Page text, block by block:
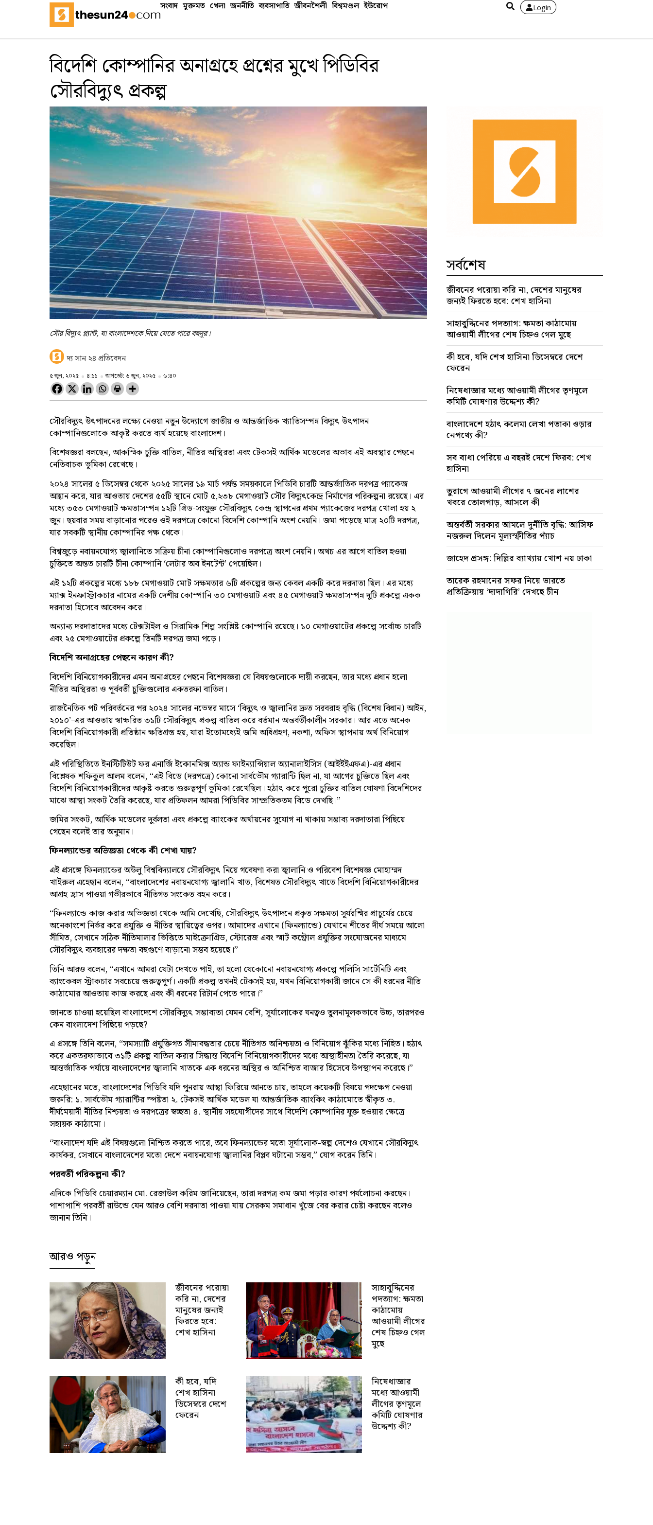
সংবাদ মুক্তমত খেলা জননীতি ব্যবসাপাতি জীবনশৈলী বিশ্বমণ্ডল ইউরোপ Login
বিদেশি কোম্পানির অনাগ্রহে প্রশ্নের মুখে পিডিবির
সৌরবিদ্যুৎ প্রকল্প
সৌর বিদ্যুৎ প্ল্যান্ট, যা বাংলাদেশকে নিয়ে যেতে পারে বহুদূর।
দ্য সান ২৪ প্রতিবেদন
৫ জুন, ২০২৫ ৪:১১ আপডেট: ৬ জুন, ২০২৫ ৬:৪০
সৌরবিদ্যুৎ উৎপাদনের লক্ষ্যে নেওয়া নতুন উদ্যোগে জাতীয় ও আন্তর্জাতিক খ্যাতিসম্পন্ন বিদ্যুৎ উৎপাদন
কোম্পানিগুলোকে আকৃষ্ট করতে ব্যর্থ হয়েছে বাংলাদেশ।
বিশেষজ্ঞরা বলছেন, আকস্মিক চুক্তি বাতিল, নীতির অস্থিরতা এবং টেকসই আর্থিক মডেলের অভাব এই অবস্থার পেছনে
নেতিবাচক ভূমিকা রেখেছে।
২০২৪ সালের ৫ ডিসেম্বর থেকে ২০২৫ সালের ১৯ মার্চ পর্যন্ত সময়কালে পিডিবি চারটি আন্তর্জাতিক দরপত্র প্যাকেজ
আহ্বান করে, যার আওতায় দেশের ৫৫টি স্থানে মোট ৫,২৩৮ মেগাওয়াট সৌর বিদ্যুৎকেন্দ্র নির্মাণের পরিকল্পনা রয়েছে। এর
মধ্যে ৩৫৩ মেগাওয়াট ক্ষমতাসম্পন্ন ১২টি গ্রিড-সংযুক্ত সৌরবিদ্যুৎ কেন্দ্র স্থাপনের প্রথম প্যাকেজের দরপত্র খোলা হয় ২
জুন। ছয়বার সময় বাড়ানোর পরেও ওই দরপত্রে কোনো বিদেশি কোম্পানি অংশ নেয়নি। জমা পড়েছে মাত্র ২০টি দরপত্র,
যার সবকটি স্থানীয় কোম্পানির পক্ষ থেকে।
বিশ্বজুড়ে নবায়নযোগ্য জ্বালানিতে সক্রিয় চীনা কোম্পানিগুলোও দরপত্রে অংশ নেয়নি। অথচ এর আগে বাতিল হওয়া
চুক্তিতে অন্তত চারটি চীনা কোম্পানি ‘লেটার অব ইনটেন্ট’ পেয়েছিল।
এই ১২টি প্রকল্পের মধ্যে ১৮৮ মেগাওয়াট মোট সক্ষমতার ৬টি প্রকল্পের জন্য কেবল একটি করে দরদাতা ছিল। এর মধ্যে
ম্যাক্স ইনফ্রাস্ট্রাকচার নামের একটি দেশীয় কোম্পানি ৩০ মেগাওয়াট এবং ৪৫ মেগাওয়াট ক্ষমতাসম্পন্ন দুটি প্রকল্পে একক
দরদাতা হিসেবে আবেদন করে।
অন্যান্য দরদাতাদের মধ্যে টেক্সটাইল ও সিরামিক শিল্প সংশ্লিষ্ট কোম্পানি রয়েছে। ১০ মেগাওয়াটের প্রকল্পে সর্বোচ্চ চারটি
এবং ২৫ মেগাওয়াটের প্রকল্পে তিনটি দরপত্র জমা পড়ে।
বিদেশি অনাগ্রহের পেছনে কারণ কী?
বিদেশি বিনিয়োগকারীদের এমন অনাগ্রহের পেছনে বিশেষজ্ঞরা যে বিষয়গুলোকে দায়ী করছেন, তার মধ্যে প্রধান হলো
নীতির অস্থিরতা ও পূর্ববর্তী চুক্তিগুলোর একতরফা বাতিল।
রাজনৈতিক পট পরিবর্তনের পর ২০২৪ সালের নভেম্বর মাসে ‘বিদ্যুৎ ও জ্বালানির দ্রুত সরবরাহ বৃদ্ধি (বিশেষ বিধান) আইন,
২০১০’-এর আওতায় স্বাক্ষরিত ৩১টি সৌরবিদ্যুৎ প্রকল্প বাতিল করে বর্তমান অন্তর্বর্তীকালীন সরকার। আর এতে অনেক
বিদেশি বিনিয়োগকারী প্রতিষ্ঠান ক্ষতিগ্রস্ত হয়, যারা ইতোমধ্যেই জমি অধিগ্রহণ, নকশা, অফিস স্থাপনায় অর্থ বিনিয়োগ
করেছিল।
এই পরিস্থিতিতে ইনস্টিটিউট ফর এনার্জি ইকোনমিক্স অ্যান্ড ফাইন্যান্সিয়াল অ্যানালাইসিস (আইইইএফএ)-এর প্রধান
বিশ্লেষক শফিকুল আলম বলেন, “এই বিডে (দরপত্রে) কোনো সার্বভৌম গ্যারান্টি ছিল না, যা আগের চুক্তিতে ছিল এবং
বিদেশি বিনিয়োগকারীদের আকৃষ্ট করতে গুরুত্বপূর্ণ ভূমিকা রেখেছিল। হঠাৎ করে পুরো চুক্তির বাতিল ঘোষণা বিদেশিদের
মাঝে আস্থা সংকট তৈরি করেছে, যার প্রতিফলন আমরা পিডিবির সাম্প্রতিকতম বিডে দেখছি।”
জমির সংকট, আর্থিক মডেলের দুর্বলতা এবং প্রকল্পে ব্যাংকের অর্থায়নের সুযোগ না থাকায় সম্ভাব্য দরদাতারা পিছিয়ে
গেছেন বলেই তার অনুমান।
ফিনল্যান্ডের অভিজ্ঞতা থেকে কী শেখা যায়?
এই প্রসঙ্গে ফিনল্যান্ডের অউলু বিশ্ববিদ্যালয়ে সৌরবিদ্যুৎ নিয়ে গবেষণা করা জ্বালানি ও পরিবেশ বিশেষজ্ঞ মোহাম্মদ
খাইরুল এহেছান বলেন, “বাংলাদেশের নবায়নযোগ্য জ্বালানি খাত, বিশেষত সৌরবিদ্যুৎ খাতে বিদেশি বিনিয়োগকারীদের
আগ্রহ হ্রাস পাওয়া গভীরভাবে নীতিগত সংকেত বহন করে।
“ফিনল্যান্ডে কাজ করার অভিজ্ঞতা থেকে আমি দেখেছি, সৌরবিদ্যুৎ উৎপাদনে প্রকৃত সক্ষমতা সূর্যরশ্মির প্রাচুর্যের চেয়ে
অনেকাংশে নির্ভর করে প্রযুক্তি ও নীতির স্থায়িত্বের ওপর। আমাদের এখানে (ফিনল্যান্ডে) যেখানে শীতের দীর্ঘ সময়ে আলো
সীমিত, সেখানে সঠিক নীতিমালার ভিত্তিতে মাইক্রোগ্রিড, স্টোরেজ এবং স্মার্ট কন্ট্রোল প্রযুক্তির সংযোজনের মাধ্যমে
সৌরবিদ্যুৎ ব্যবহারের দক্ষতা বহুগুণে বাড়ানো সম্ভব হয়েছে।”
তিনি আরও বলেন, “এখানে আমরা যেটা দেখতে পাই, তা হলো যেকোনো নবায়নযোগ্য প্রকল্পে পলিসি সার্টেনিটি এবং
ব্যাংকেবল স্ট্রাকচার সবচেয়ে গুরুত্বপূর্ণ। একটি প্রকল্প তখনই টেকসই হয়, যখন বিনিয়োগকারী জানে সে কী ধরনের নীতি
কাঠামোর আওতায় কাজ করছে এবং কী ধরনের রিটার্ন পেতে পারে।”
জানতে চাওয়া হয়েছিল বাংলাদেশে সৌরবিদ্যুৎ সম্ভাব্যতা যেমন বেশি, সূর্যালোকের ঘনত্বও তুলনামূলকভাবে উচ্চ, তারপরও
কেন বাংলাদেশ পিছিয়ে পড়ছে?
এ প্রসঙ্গে তিনি বলেন, “সমস্যাটি প্রযুক্তিগত সীমাবদ্ধতার চেয়ে নীতিগত অনিশ্চয়তা ও বিনিয়োগ ঝুঁকির মধ্যে নিহিত। হঠাৎ
করে একতরফাভাবে ৩১টি প্রকল্প বাতিল করার সিদ্ধান্ত বিদেশি বিনিয়োগকারীদের মধ্যে আস্থাহীনতা তৈরি করেছে, যা
আন্তর্জাতিক পর্যায়ে বাংলাদেশের জ্বালানি খাতকে এক ধরনের অস্থির ও অনিশ্চিত বাজার হিসেবে উপস্থাপন করেছে।”
এহেছানের মতে, বাংলাদেশের পিডিবি যদি পুনরায় আস্থা ফিরিয়ে আনতে চায়, তাহলে কয়েকটি বিষয়ে পদক্ষেপ নেওয়া
জরুরি: ১. সার্বভৌম গ্যারান্টির স্পষ্টতা ২. টেকসই আর্থিক মডেল যা আন্তর্জাতিক ব্যাংকিং কাঠামোতে স্বীকৃত ৩.
দীর্ঘমেয়াদী নীতির নিশ্চয়তা ও দরপত্রের স্বচ্ছতা ৪. স্থানীয় সহযোগীদের সাথে বিদেশি কোম্পানির যুক্ত হওয়ার ক্ষেত্রে
সহায়ক কাঠামো।
“বাংলাদেশ যদি এই বিষয়গুলো নিশ্চিত করতে পারে, তবে ফিনল্যান্ডের মতো সূর্যালোক-স্বল্প দেশেও যেখানে সৌরবিদ্যুৎ
কার্যকর, সেখানে বাংলাদেশের মতো দেশে নবায়নযোগ্য জ্বালানির বিপ্লব ঘটানো সম্ভব,” যোগ করেন তিনি।
পরবর্তী পরিকল্পনা কী?
এদিকে পিডিবি চেয়ারম্যান মো. রেজাউল করিম জানিয়েছেন, তারা দরপত্র কম জমা পড়ার কারণ পর্যলোচনা করছেন।
পাশাপাশি পরবর্তী রাউন্ডে যেন আরও বেশি দরদাতা পাওয়া যায় সেরকম সমাধান খুঁজে বের করার চেষ্টা করছেন বলেও
জানান তিনি।
আরও পড়ুন
জীবনের পরোয়া
করি না, দেশের
মানুষের জন্যই
ফিরতে হবে:
শেখ হাসিনা
সাহাবু্দ্দিনের
পদত্যাগ: ক্ষমতা
কাঠামোয়
আওয়ামী লীগের
শেষ চিহ্নও গেল
মুছে
কী হবে, যদি
শেখ হাসিনা
ডিসেম্বরে দেশে
ফেরেন
নিষেধাজ্ঞার
মধ্যে আওয়ামী
লীগের তৃণমূলে
কমিটি ঘোষণার
উদ্দেশ্য কী?
সর্বশেষ
জীবনের পরোয়া করি না, দেশের মানুষের
জন্যই ফিরতে হবে: শেখ হাসিনা
সাহাবু্দ্দিনের পদত্যাগ: ক্ষমতা কাঠামোয়
আওয়ামী লীগের শেষ চিহ্নও গেল মুছে
কী হবে, যদি শেখ হাসিনা ডিসেম্বরে দেশে
ফেরেন
নিষেধাজ্ঞার মধ্যে আওয়ামী লীগের তৃণমূলে
কমিটি ঘোষণার উদ্দেশ্য কী?
বাংলাদেশে হঠাৎ কলেমা লেখা পতাকা ওড়ার
নেপথ্যে কী?
সব বাধা পেরিয়ে এ বছরই দেশে ফিরব: শেখ
হাসিনা
তুরাগে আওয়ামী লীগের ৭ জনের লাশের
খবরে তোলপাড়, আসলে কী
অন্তর্বর্তী সরকার আমলে দুর্নীতি বৃদ্ধি: আসিফ
নজরুল দিলেন মূল্যস্ফীতির প্যাঁচ
জাহেদ প্রসঙ্গ: দিল্লির ব্যাখ্যায় খোশ নয় ঢাকা
তারেক রহমানের সফর নিয়ে ভারতে
প্রতিক্রিয়ায় ‘দাদাগিরি’ দেখছে চীন